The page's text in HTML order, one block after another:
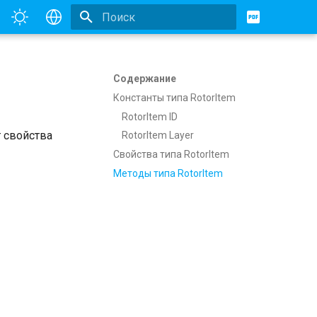
Содержание
Константы типа RotorItem
RotorItem ID
RotorItem Layer
Свойства типа RotorItem
Методы типа RotorItem
свойства